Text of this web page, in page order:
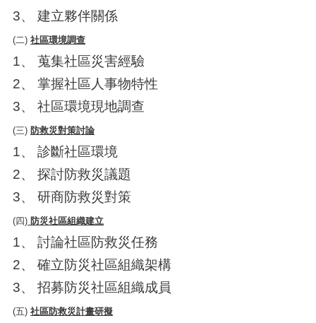
3、 建立夥伴關係
(二) 社區環境調查
1、 蒐集社區災害經驗
2、 掌握社區人事物特性
3、 社區環境現地調查
(三) 防救災對策討論
1、 診斷社區環境
2、 探討防救災議題
3、 研商防救災對策
(四)防災社區組織建立
1、 討論社區防救災任務
2、 確立防災社區組織架構
3、 招募防災社區組織成員
(五) 社區防救災計畫研擬